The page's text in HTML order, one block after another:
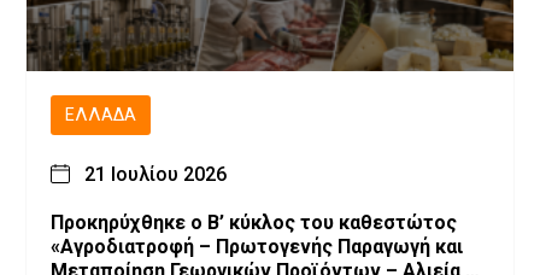
ΕΛΛΆΔΑ
21 Ιουλίου 2026
Προκηρύχθηκε ο Β’ κύκλος του καθεστώτος
«Αγροδιατροφή – Πρωτογενής Παραγωγή και
Μεταποίηση Γεωργικών Προϊόντων – Αλιεία –